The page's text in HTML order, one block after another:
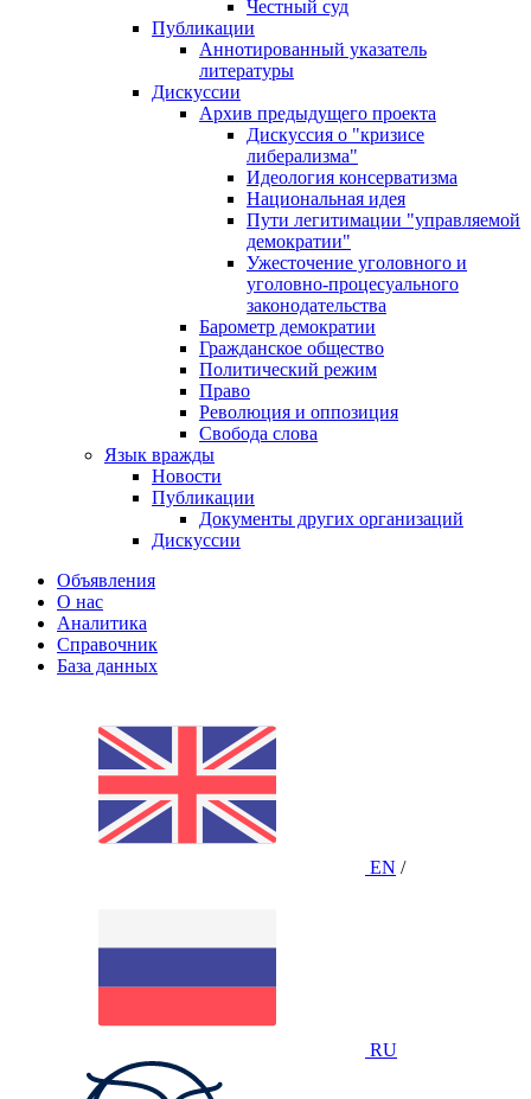
Честный суд
Публикации
Аннотированный указатель
литературы
Дискуссии
Архив предыдущего проекта
Дискуссия о "кризисе
либерализма"
Идеология консерватизма
Национальная идея
Пути легитимации "управляемой
демократии"
Ужесточение уголовного и
уголовно-процесуального
законодательства
Барометр демократии
Гражданское общество
Политический режим
Право
Революция и оппозиция
Свобода слова
Язык вражды
Новости
Публикации
Документы других организаций
Дискуссии
Объявления
О нас
Аналитика
Справочник
База данных
EN /
RU